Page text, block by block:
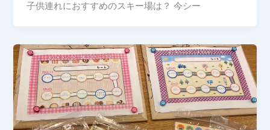
子供連れにおすすめのスキー場は？ 今シー